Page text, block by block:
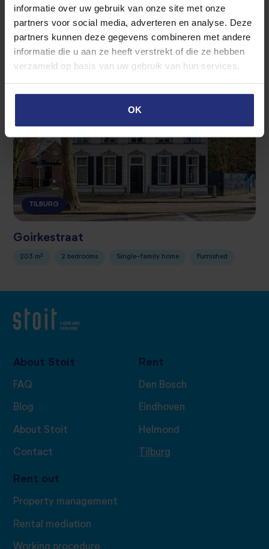
informatie over uw gebruik van onze site met onze
partners voor social media, adverteren en analyse. Deze
partners kunnen deze gegevens combineren met andere
informatie die u aan ze heeft verstrekt of die ze hebben
verzameld op basis van uw gebruik van hun services.
OK
Heuvelstraat
Apartment
TILBURG
Goirkestraat
203 m² 2 bedrooms Single-family home Furnished
About Stoit
FAQ
Blog
About Stoit
Contact
Rent
Den Bosch
Eindhoven
Helmond
Tilburg
Rent out
Property management
Rental mediation